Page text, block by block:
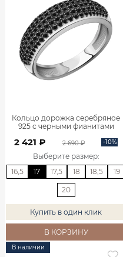
Кольцо дорожка серебряное
925 с черными фианитами
2 421 ₽ 2 690 ₽ -10%
Выберите размер:
16,5
17 17,5 18 18,5 19
20
Купить в один клик
В КОРЗИНУ
В наличии